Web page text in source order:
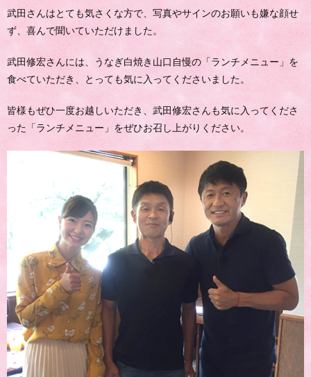
武田さんはとても気さくな方で、写真やサインのお願いも嫌な顔せ
ず、喜んで聞いていただけました。
武田修宏さんには、うなぎ白焼き山口自慢の「ランチメニュー」を
食べていただき、とっても気に入ってくださいました。
皆様もぜひ一度お越しいただき、武田修宏さんも気に入ってくださ
った「ランチメニュー」をぜひお召し上がりください。